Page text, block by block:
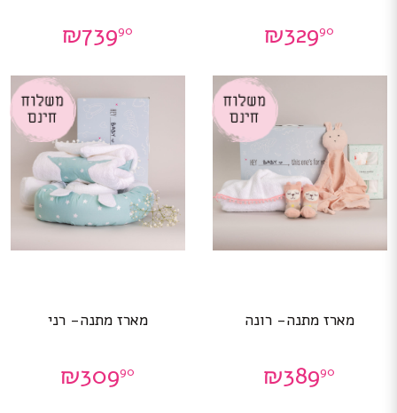
₪32990
₪73990
מארז מתנה- רונה
₪38990
מארז מתנה- רני
₪30990